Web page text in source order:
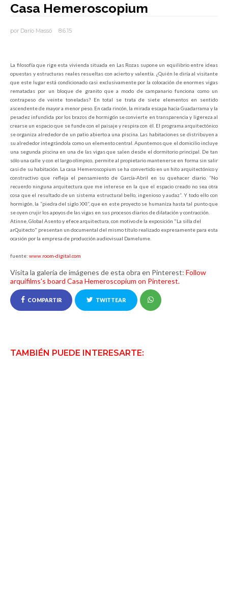
Casa Hemeroscopium
por Darío Massó 8.6.15
La filosofía que rige esta vivienda situada en Las Rozas supone un equilibrio entre ideas
opuestas y estructuras reales resueltas con acierto y valentía. ¿Quién le diría al visitante
que este lugar está condicionado casi exclusivamente por la colocación de enormes vigas
rematadas por un bloque de granito que a modo de campanario funciona como un
contrapeso de veinte toneladas? En total se trata de siete elementos en sentido
ascendente de mayor a menor peso. En cada rincón, la mirada escapa hacia Guadarrama y la
pesadez infundida por los brazos de hormigón se convierte en transparencia y ligereza al
crearse un espacio que se funde con el paisaje y respira con él. El programa arquitectónico
se organiza alrededor de un patio abierto a una piscina. Las habitaciones se distribuyen a
su alrededor integrándola como un elemento central. Apuntemos que el domicilio incluye
una segunda piscina en una de las vigas que salen desde el dormitorio principal. De tan
sólo una calle y con el largo olímpico, permite al propietario mantenerse en forma sin salir
casi de su habitación. La casa Hemeroscopium se ha convertido en un hito arquitectónico y
constructivo que refleja el pensamiento de García-Abril en su quehacer diario. “No
recuerdo ninguna arquitectura que me interese en la que el espacio creado no sea otra
cosa que el resultado de un sistema estructural bello, ingenioso y audaz”. Y todo ello con
hormigón, la “piedra del siglo XXI”, que en este proyecto se humaniza hasta tal punto que
se oyen crujir los apoyos de las vigas en sus procesos diarios de dilatación y contracción.
Atinne, Global Asento y efece arquitectura, con motivo de la exposición "La silla del
arQuitecto" presentan un documental del mismo título realizado expresamente para esta
ocasión por la empresa de producción audiovisual Damelume.
fuente: www.room-digital.com
Visita la galería de imágenes de esta obra en Pinterest: Follow
arquifilms's board Casa Hemeroscopium on Pinterest.
COMPARTIR TWITTEAR
TAMBIÉN PUEDE INTERESARTE: